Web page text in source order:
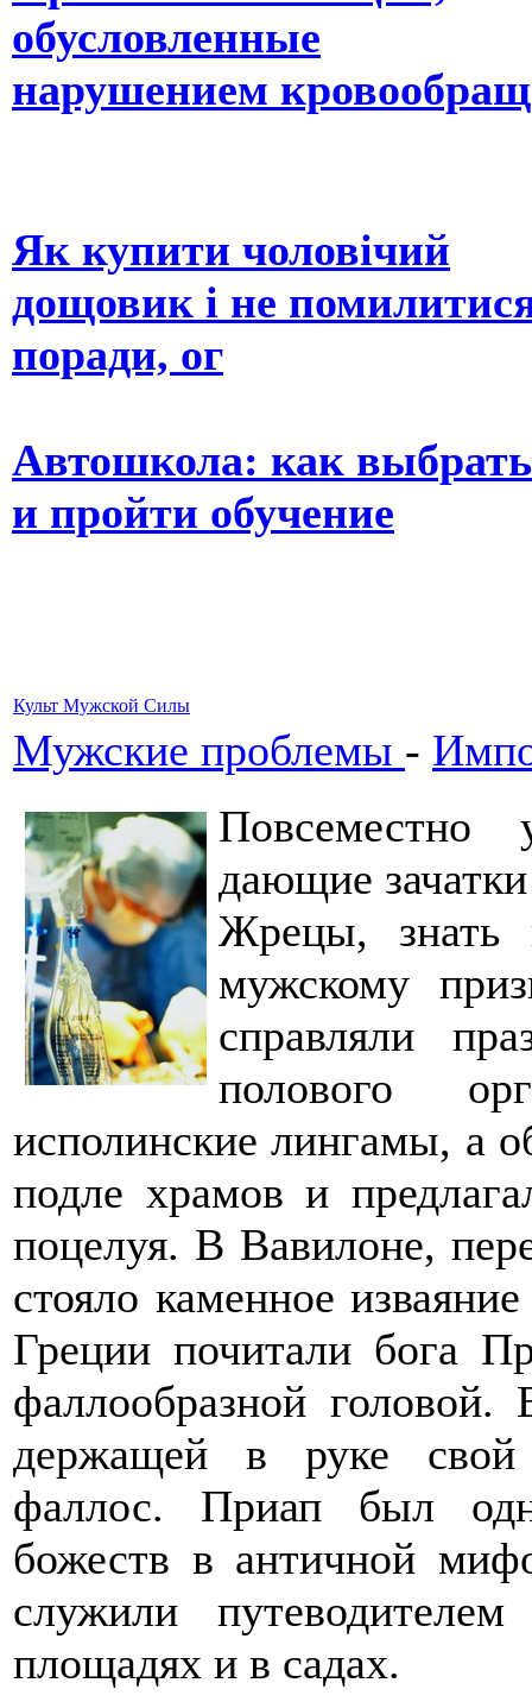
обусловленные
нарушением
Як купити чоловічий
дощовик і не
поради, ог
Автошкола: как выбрать
и пройти обучение
Культ Мужской Силы
Мужские проблемы -
дающие
Жрецы, знать
мужскому
справляли
полового
исполинские лингамы, а
подле храмов и
поцелуя. В Вавилоне,
стояло каменное
Греции почитали бога
фаллообразной
держащей в руке свой
фаллос. Приап был
божеств в античной
служили
площадях и в садах.